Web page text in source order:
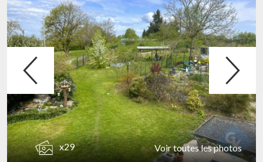
x29 Voir toutes les photos